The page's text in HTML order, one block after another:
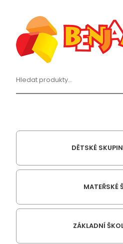
Hledat:
DĚTSKÉ
MATEŘSKÉ
ZÁKLADNÍ